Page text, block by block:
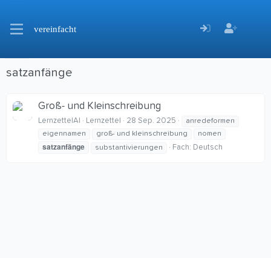
vereinfacht
satzanfänge
Groß- und Kleinschreibung
LernzettelAI Lernzettel 28 Sep. 2025
anredeformen
eigennamen
groß- und kleinschreibung nomen
satzanfänge substantivierungen Fach: Deutsch